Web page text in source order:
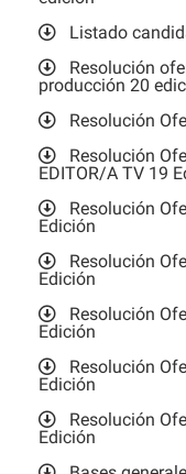
Listado
Resolución
producción 20
Resolución
Resolución
EDITOR/A TV 19
Resolución
Edición
Resolución
Edición
Resolución
Edición
Resolución
Edición
Resolución
Edición